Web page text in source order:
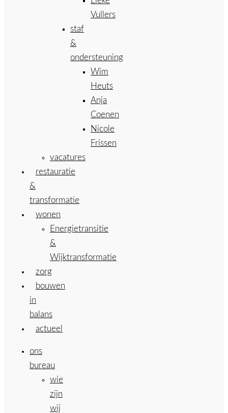
Vullers
staf
&
ondersteuning
Wim
Heuts
Anja
Coenen
Nicole
Frissen
vacatures
restauratie
&
transformatie
wonen
Energietransitie
&
Wijktransformatie
zorg
bouwen
in
balans
actueel
ons
bureau
wie
zijn
wij